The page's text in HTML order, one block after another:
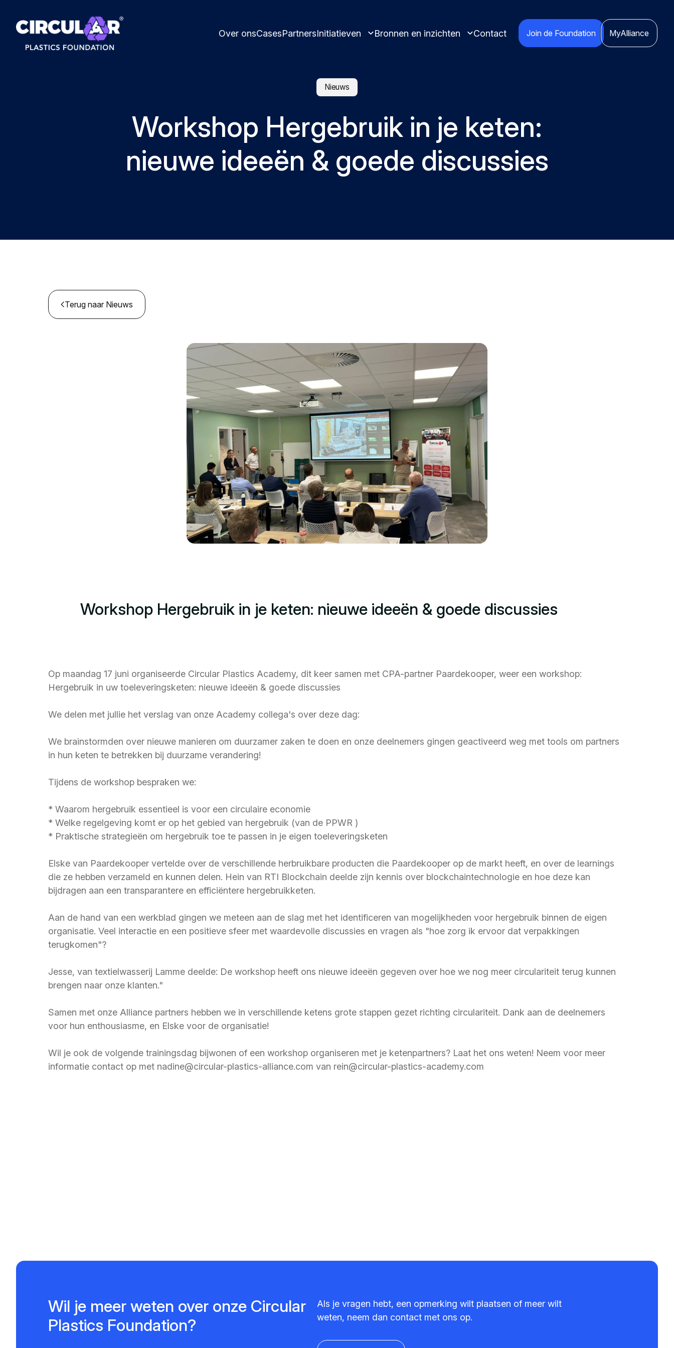
Over onsCasesPartnersInitiatieven
Leren en innoveren in circulariteit.
Circulaire oplossingen voor
kunststofproducten.
Bronnen en inzichten
Verzamelde best practices en
inzichten
Contact Join de Foundation MyAlliance
Nieuws
Workshop Hergebruik in je keten:
nieuwe ideeën & goede discussies
Terug naar Nieuws
Workshop Hergebruik in je keten: nieuwe ideeën & goede discussies
Op maandag 17 juni organiseerde Circular Plastics Academy, dit keer samen met CPA-partner Paardekooper, weer een workshop:
Hergebruik in uw toeleveringsketen: nieuwe ideeën & goede discussies
We delen met jullie het verslag van onze Academy collega's over deze dag:
We brainstormden over nieuwe manieren om duurzamer zaken te doen en onze deelnemers gingen geactiveerd weg met tools om partners
in hun keten te betrekken bij duurzame verandering!
Tijdens de workshop bespraken we:
* Waarom hergebruik essentieel is voor een circulaire economie
* Welke regelgeving komt er op het gebied van hergebruik (van de PPWR )
* Praktische strategieën om hergebruik toe te passen in je eigen toeleveringsketen
Elske van Paardekooper vertelde over de verschillende herbruikbare producten die Paardekooper op de markt heeft, en over de learnings
die ze hebben verzameld en kunnen delen. Hein van RTI Blockchain deelde zijn kennis over blockchaintechnologie en hoe deze kan
bijdragen aan een transparantere en efficiëntere hergebruikketen.
Aan de hand van een werkblad gingen we meteen aan de slag met het identificeren van mogelijkheden voor hergebruik binnen de eigen
organisatie. Veel interactie en een positieve sfeer met waardevolle discussies en vragen als "hoe zorg ik ervoor dat verpakkingen
terugkomen"?
Jesse, van textielwasserij Lamme deelde: De workshop heeft ons nieuwe ideeën gegeven over hoe we nog meer circulariteit terug kunnen
brengen naar onze klanten."
Samen met onze Alliance partners hebben we in verschillende ketens grote stappen gezet richting circulariteit. Dank aan de deelnemers
voor hun enthousiasme, en Elske voor de organisatie!
Wil je ook de volgende trainingsdag bijwonen of een workshop organiseren met je ketenpartners? Laat het ons weten! Neem voor meer
informatie contact op met nadine@circular-plastics-alliance.com van rein@circular-plastics-academy.com
Wil je meer weten over onze Circular
Plastics Foundation?
Als je vragen hebt, een opmerking wilt plaatsen of meer wilt
weten, neem dan contact met ons op.